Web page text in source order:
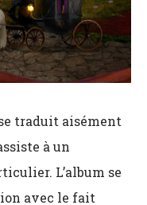
traduit aisément
à un
L’album se
avec le fait